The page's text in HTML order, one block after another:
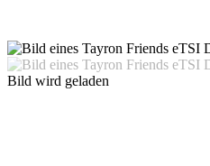
Bild wird geladen